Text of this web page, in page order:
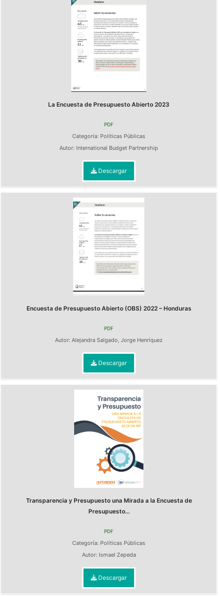
La Encuesta de Presupuesto Abierto 2023
PDF
Categoría: Políticas Públicas
Autor: International Budget Partnership
Descargar
Encuesta de Presupuesto Abierto (OBS) 2022 – Honduras
PDF
Autor: Alejandra Salgado, Jorge Henríquez
Descargar
Transparencia y Presupuesto una Mirada a la Encuesta de
Presupuesto...
PDF
Categoría: Políticas Públicas
Autor: Ismael Zepeda
Descargar